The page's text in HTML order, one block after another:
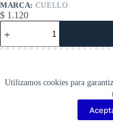
Utilizamos cookies para
MARCA: CUELLO
$ 1.120
Lima
«CUELLO»
plana
Cod:41750007
Copyright Barbosa Tools©